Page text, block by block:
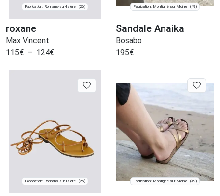
Fabrication: Romans-sur-Isère (26)
roxane
Max Vincent
115€ – 124€
Fabrication: Montigné sur Moine (49)
Sandale Anaika
Bosabo
195€
Fabrication: Romans-sur-Isère (26) Fabrication: Montigné sur Moine (49)